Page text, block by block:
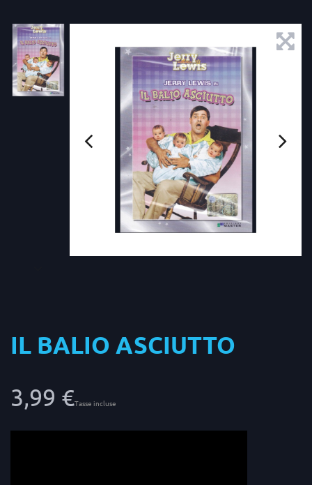
IL BALIO ASCIUTTO
3,99 €Tasse incluse